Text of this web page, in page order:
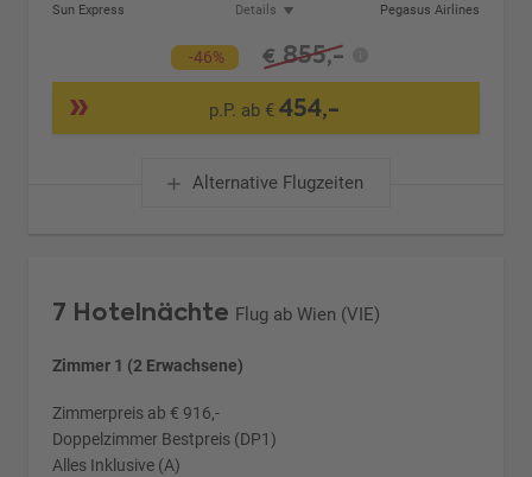
Sun Express
Details
Pegasus Airlines
-46% € 855,-
p.P. ab €454,-
Alternative Flugzeiten
7 Hotelnächte Flug ab Wien (VIE)
Zimmer 1 (2 Erwachsene)
Zimmerpreis ab € 916,-
Doppelzimmer Bestpreis (DP1)
Alles Inklusive (A)